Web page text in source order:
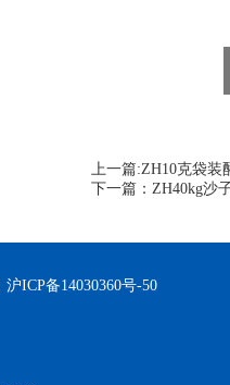
上一篇:ZH10克袋装
下一篇： ZH40kg沙
沪ICP备14030360号-50